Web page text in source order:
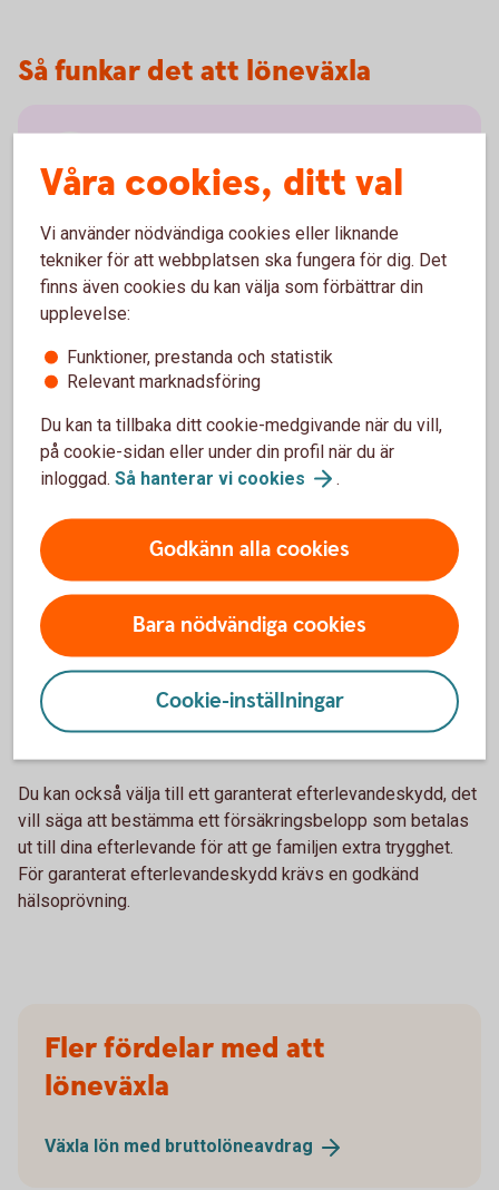
Så funkar det att löneväxla
och du bestämmer själv vilka fonder du vill
Du kan när som helst, kostnads- och
skattefritt, byta fond under spartiden.
Du kan ta ut pengarna från din 55-årsdag.
Utbetalning måste ske under minst fem år.
Pengarna betalas vanligtvis ut månadsvis
Skydd för efterlevande
Ditt pensionssparande tecknas automatiskt med
återbetalningsskydd. Det betyder att om du skulle avlida
betalas värdet av din pensionsförsäkring ut till dina
efterlevande. Om du väljer bort återbetalningsskyddet görs
det inte några utbetalningar efter din död. I gengäld får du
Du kan också välja till ett garanterat efterlevandeskydd, det
vill säga att bestämma ett försäkringsbelopp som betalas
ut till dina efterlevande för att ge familjen extra trygghet.
För garanterat efterlevandeskydd krävs en godkänd
hälsoprövning.
Fler fördelar med att
löneväxla
Växla lön med bruttolöneavdrag
Våra cookies, ditt val
Vi använder nödvändiga cookies eller liknande
tekniker för att webbplatsen ska fungera för dig. Det
finns även cookies du kan välja som förbättrar din
upplevelse:
Funktioner, prestanda och statistik
Relevant marknadsföring
Du kan ta tillbaka ditt cookie-medgivande när du vill,
på cookie-sidan eller under din profil när du är
inloggad. Så hanterar vi cookies .
Godkänn alla cookies
Bara nödvändiga cookies
Cookie-inställningar